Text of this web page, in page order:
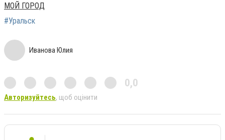
МОЙ ГОРОД
#Уральск
Иванова Юлия
0,0
Авторизуйтесь, щоб оцінити